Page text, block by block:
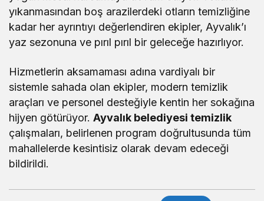
yıkanmasından boş arazilerdeki otların temizliğine
kadar her ayrıntıyı değerlendiren ekipler, Ayvalık’ı
yaz sezonuna ve pırıl pırıl bir geleceğe hazırlıyor.
Hizmetlerin aksamaması adına vardiyalı bir
sistemle sahada olan ekipler, modern temizlik
araçları ve personel desteğiyle kentin her sokağına
hijyen götürüyor.Ayvalık belediyesi temizlik
çalışmaları, belirlenen program doğrultusunda tüm
mahallelerde kesintisiz olarak devam edeceği
bildirildi.